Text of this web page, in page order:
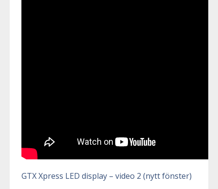
GTX Xpress LED display – video 2 (nytt fönster)